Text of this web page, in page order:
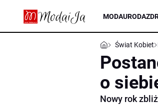
MODAURODA
Świat Kobiet
o
Nowy rok